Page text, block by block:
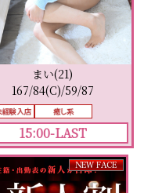
まい(21)
167/84(C)/59/87
15:00-LAST